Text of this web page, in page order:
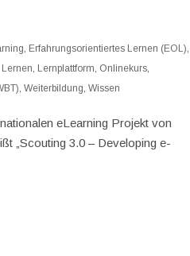
, Erfahrungsorientiertes Lernen (EOL),
Lernen, Lernplattform, Onlinekurs,
,Weiterbildung,Wissen
eLearning Projekt von
„Scouting 3.0 – Developing e-